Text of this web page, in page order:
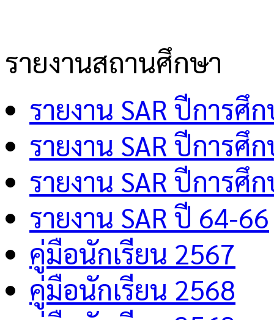
รายงานสถานศึกษา
รายงาน SAR ปีการศึ
รายงาน SAR ปีการศึ
รายงาน SAR ปีการศึ
รายงาน SAR ปี 64-66
คู่มือนักเรียน 2567
คู่มือนักเรียน 2568